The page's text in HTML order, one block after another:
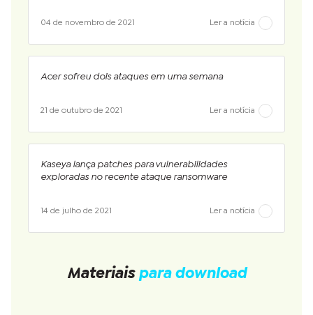
04 de novembro de 2021 Ler a notícia
Acer sofreu dois ataques em uma semana
21 de outubro de 2021 Ler a notícia
Kaseya lança patches para vulnerabilidades
exploradas no recente ataque ransomware
14 de julho de 2021 Ler a notícia
Materiais para download